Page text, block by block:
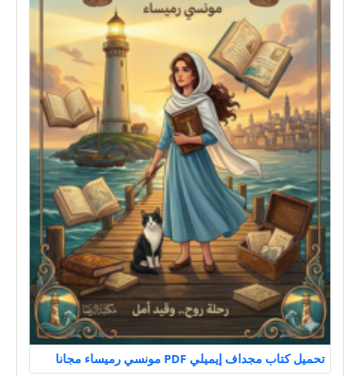
تحميل كتاب مجداف إيميلي PDF مونسي رميساء مجانا